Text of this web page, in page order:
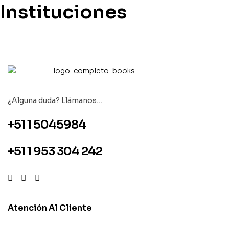
Instituciones
¿Alguna duda? Llámanos…
+51 1 5045984
+51 1 953 304 242
Atención Al Cliente